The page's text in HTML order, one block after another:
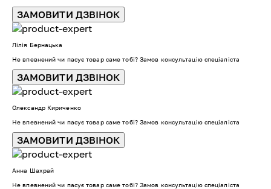
ЗАМОВИТИ ДЗВІНОК
Лілія Бернацька
Не впевнений чи пасує товар саме тобі? Замов консультацію спеціаліста
ЗАМОВИТИ ДЗВІНОК
Олександр Кириченко
Не впевнений чи пасує товар саме тобі? Замов консультацію спеціаліста
ЗАМОВИТИ ДЗВІНОК
Анна Шахрай
Не впевнений чи пасує товар саме тобі? Замов консультацію спеціаліста